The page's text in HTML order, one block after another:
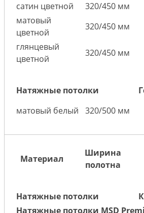
сатин цветной
320/450 мм
матовый
цветной
320/450 мм
глянцевый
цветной
320/450 мм
Натяжные потолки
матовый белый
320/500 мм
Материал
Ширина
полотна
Натяжные потолки
Натяжные потолки MSD